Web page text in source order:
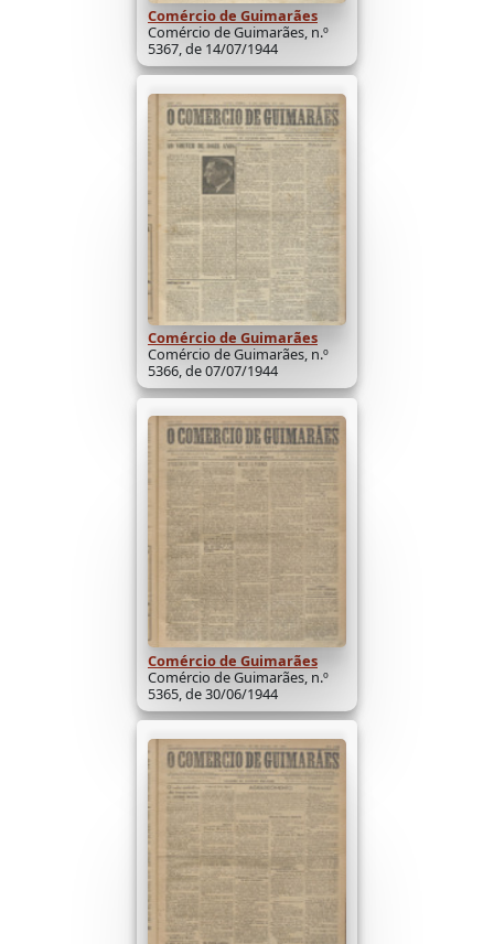
Comércio de Guimarães
Comércio de Guimarães, n.º
5367, de 14/07/1944
Comércio de Guimarães
Comércio de Guimarães, n.º
5366, de 07/07/1944
Comércio de Guimarães
Comércio de Guimarães, n.º
5365, de 30/06/1944